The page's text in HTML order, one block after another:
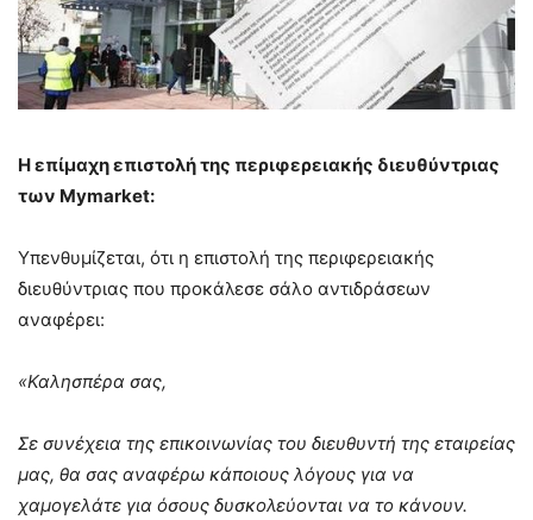
Η επίμαχη επιστολή της περιφερειακής διευθύντριας
των Mymarket:
Υπενθυμίζεται, ότι η επιστολή της περιφερειακής
διευθύντριας που προκάλεσε σάλο αντιδράσεων
αναφέρει:
«Καλησπέρα σας,
Σε συνέχεια της επικοινωνίας του διευθυντή της εταιρείας
μας, θα σας αναφέρω κάποιους λόγους για να
χαμογελάτε για όσους δυσκολεύονται να το κάνουν.